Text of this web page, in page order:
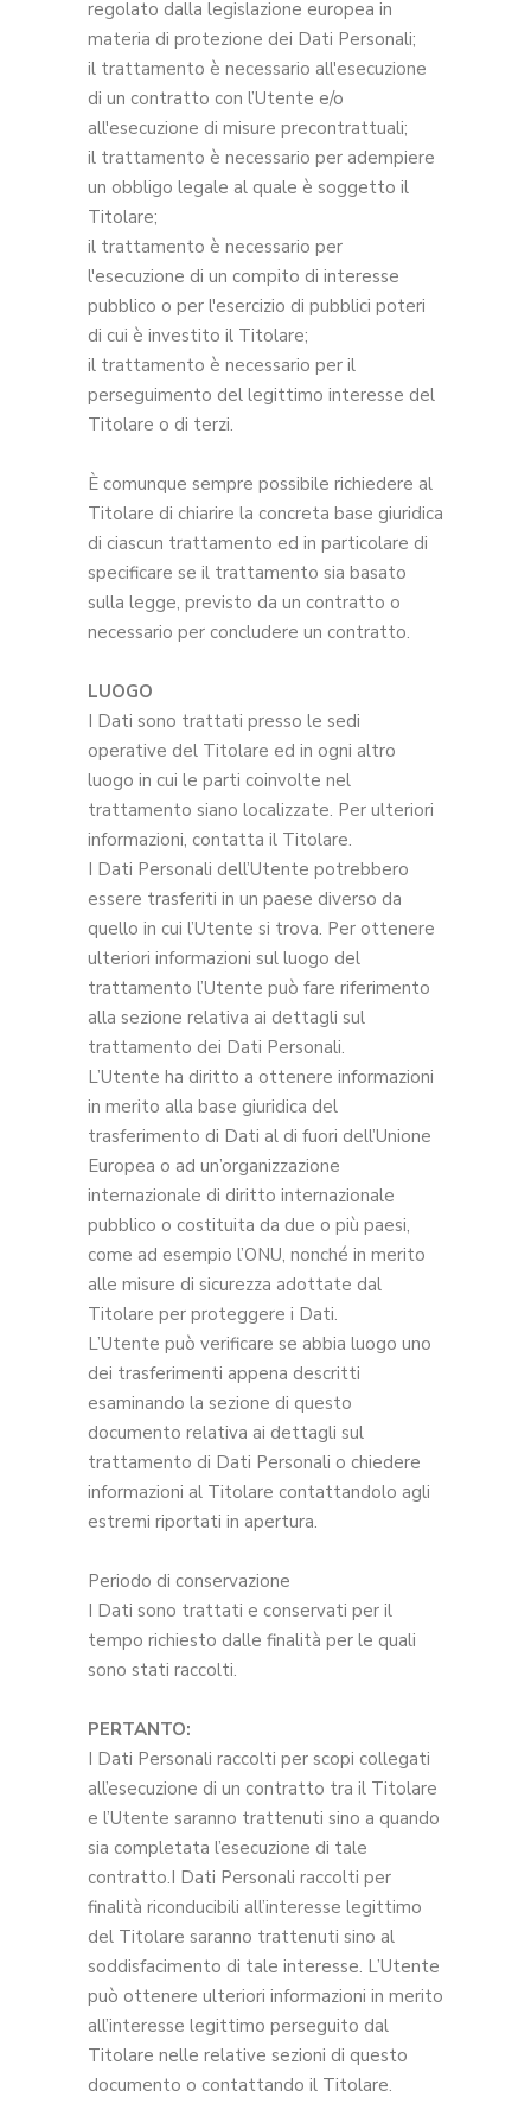
regolato dalla legislazione europea in
materia di protezione dei Dati Personali;
il trattamento è necessario all'esecuzione
di un contratto con l’Utente e/o
all'esecuzione di misure precontrattuali;
il trattamento è necessario per adempiere
un obbligo legale al quale è soggetto il
Titolare;
il trattamento è necessario per
l'esecuzione di un compito di interesse
pubblico o per l'esercizio di pubblici poteri
di cui è investito il Titolare;
il trattamento è necessario per il
perseguimento del legittimo interesse del
Titolare o di terzi.
È comunque sempre possibile richiedere al
Titolare di chiarire la concreta base giuridica
di ciascun trattamento ed in particolare di
specificare se il trattamento sia basato
sulla legge, previsto da un contratto o
necessario per concludere un contratto.
LUOGO
I Dati sono trattati presso le sedi
operative del Titolare ed in ogni altro
luogo in cui le parti coinvolte nel
trattamento siano localizzate. Per ulteriori
informazioni, contatta il Titolare.
I Dati Personali dell’Utente potrebbero
essere trasferiti in un paese diverso da
quello in cui l’Utente si trova. Per ottenere
ulteriori informazioni sul luogo del
trattamento l’Utente può fare riferimento
alla sezione relativa ai dettagli sul
trattamento dei Dati Personali.
L’Utente ha diritto a ottenere informazioni
in merito alla base giuridica del
trasferimento di Dati al di fuori dell’Unione
Europea o ad un’organizzazione
internazionale di diritto internazionale
pubblico o costituita da due o più paesi,
come ad esempio l’ONU, nonché in merito
alle misure di sicurezza adottate dal
Titolare per proteggere i Dati.
L’Utente può verificare se abbia luogo uno
dei trasferimenti appena descritti
esaminando la sezione di questo
documento relativa ai dettagli sul
trattamento di Dati Personali o chiedere
informazioni al Titolare contattandolo agli
estremi riportati in apertura.
Periodo di conservazione
I Dati sono trattati e conservati per il
tempo richiesto dalle finalità per le quali
sono stati raccolti.
PERTANTO:
I Dati Personali raccolti per scopi collegati
all’esecuzione di un contratto tra il Titolare
e l’Utente saranno trattenuti sino a quando
sia completata l’esecuzione di tale
contratto.I Dati Personali raccolti per
finalità riconducibili all’interesse legittimo
del Titolare saranno trattenuti sino al
soddisfacimento di tale interesse. L’Utente
può ottenere ulteriori informazioni in merito
all’interesse legittimo perseguito dal
Titolare nelle relative sezioni di questo
documento o contattando il Titolare.